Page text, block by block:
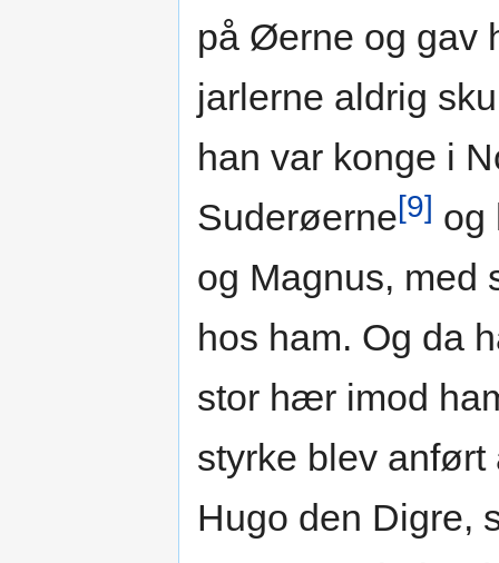
på Øerne og gav
jarlerne aldrig
han var konge i
Suderøerne[9] og
og Magnus, med
hos ham. Og da
stor hær imod
styrke blev
Hugo den Digre,